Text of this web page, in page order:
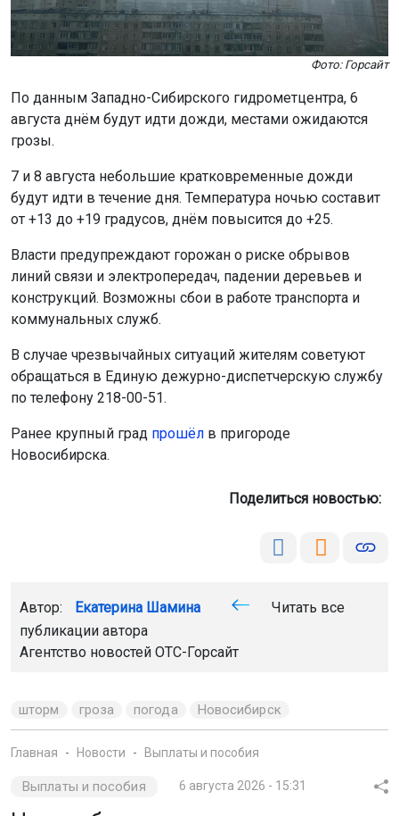
Фото: Горсайт
По данным Западно-Сибирского гидрометцентра, 6
августа днём будут идти дожди, местами ожидаются
грозы.
7 и 8 августа небольшие кратковременные дожди
будут идти в течение дня. Температура ночью составит
от +13 до +19 градусов, днём повысится до +25.
Власти предупреждают горожан о риске обрывов
линий связи и электропередач, падении деревьев и
конструкций. Возможны сбои в работе транспорта и
коммунальных служб.
В случае чрезвычайных ситуаций жителям советуют
обращаться в Единую дежурно-диспетчерскую службу
по телефону 218-00-51.
Ранее крупный град прошёл в пригороде
Новосибирска.
Поделиться новостью:
Автор: Екатерина Шамина
Читать все
публикации автора
Агентство новостей ОТС-Горсайт
шторм гроза погода Новосибирск
Главная Новости Выплаты и пособия
Выплаты и пособия 6 августа 2026 - 15:31